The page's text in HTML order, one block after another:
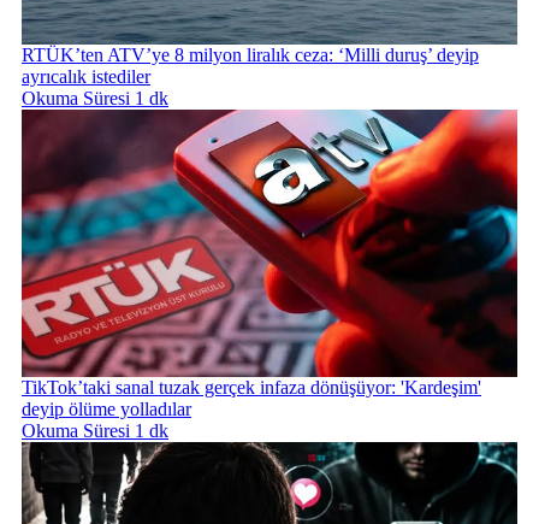
RTÜK’ten ATV’ye 8 milyon liralık ceza: ‘Milli duruş’ deyip
ayrıcalık istediler
Okuma Süresi 1 dk
TikTok’taki sanal tuzak gerçek infaza dönüşüyor: 'Kardeşim'
deyip ölüme yolladılar
Okuma Süresi 1 dk